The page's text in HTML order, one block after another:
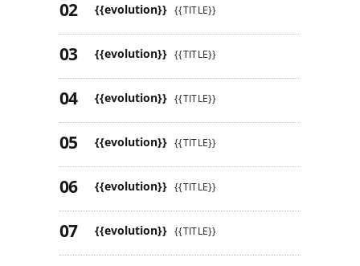
{{evolution}} {{TITLE}}
{{evolution}} {{TITLE}}
{{evolution}} {{TITLE}}
{{evolution}} {{TITLE}}
{{evolution}} {{TITLE}}
{{evolution}} {{TITLE}}